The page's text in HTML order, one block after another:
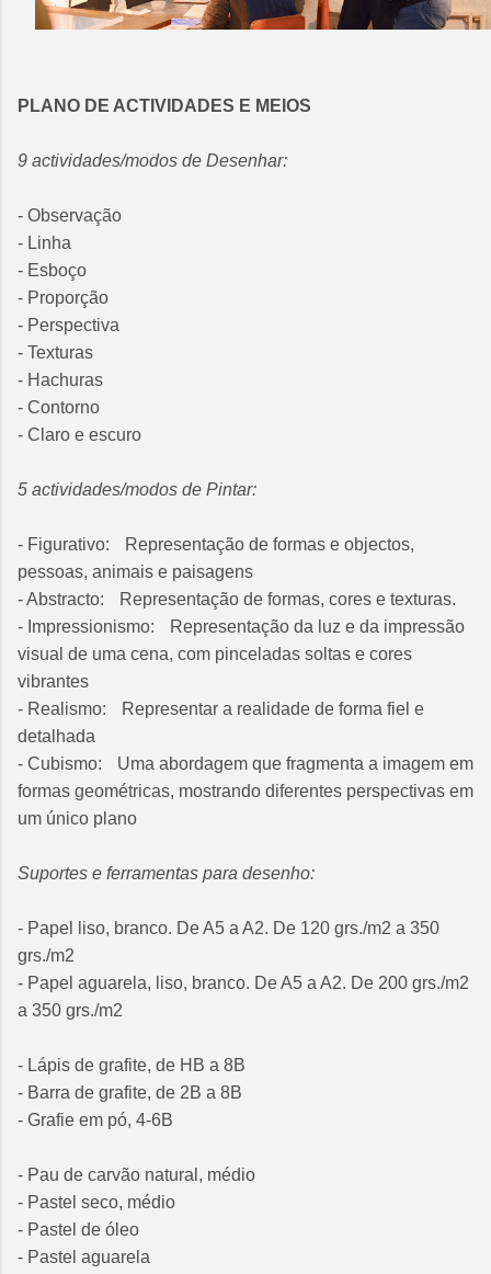
PLANO DE ACTIVIDADES E MEIOS
9 actividades/modos de Desenhar:
- Observação
- Linha
- Esboço
- Proporção
- Perspectiva
- Texturas
- Hachuras
- Contorno
- Claro e escuro
5 actividades/modos de Pintar:
- Figurativo: Representação de formas e objectos,
pessoas, animais e paisagens
- Abstracto: Representação de formas, cores e texturas.
- Impressionismo: Representação da luz e da impressão
visual de uma cena, com pinceladas soltas e cores
vibrantes
- Realismo: Representar a realidade de forma fiel e
detalhada
- Cubismo: Uma abordagem que fragmenta a imagem em
formas geométricas, mostrando diferentes perspectivas em
um único plano
Suportes e ferramentas para desenho:
- Papel liso, branco. De A5 a A2. De 120 grs./m2 a 350
grs./m2
- Papel aguarela, liso, branco. De A5 a A2. De 200 grs./m2
a 350 grs./m2
- Lápis de grafite, de HB a 8B
- Barra de grafite, de 2B a 8B
- Grafie em pó, 4-6B
- Pau de carvão natural, médio
- Pastel seco, médio
- Pastel de óleo
- Pastel aguarela